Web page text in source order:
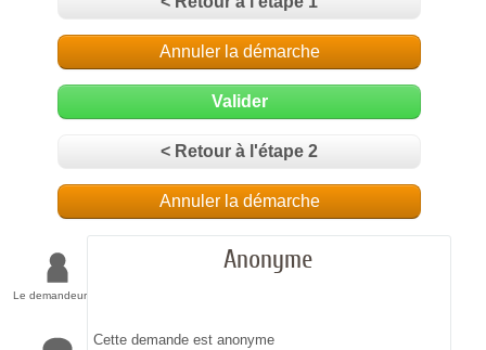
Annuler la démarche
Valider
< Retour à l'étape 2
Annuler la démarche
Le demandeur
Anonyme
Cette demande est anonyme